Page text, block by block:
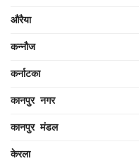
औरैया
कन्नौज
कर्नाटका
कानपुर नगर
कानपुर मंडल
केरला